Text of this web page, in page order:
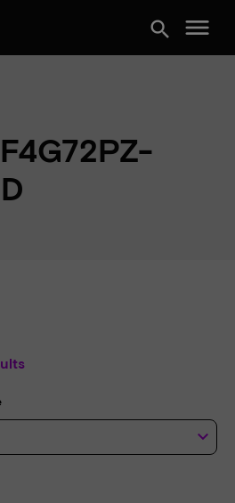
search menu
keyboard_arrow_down